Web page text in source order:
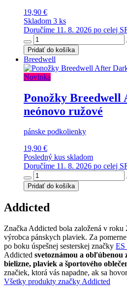
19,90 €
Skladom 3 ks
Doručíme 11. 8. 2026 po celej
Pridať do košíka
Breedwell
Novinka
Ponožky Breedwell
neónovo ružové
pánske podkolienky
19,90 €
Posledný kus skladom
Doručíme 11. 8. 2026 po celej
Pridať do košíka
Addicted
Značka Addicted bola založená v roku
výrobca pánskych plaviek. Za
po boku úspešnej sesterskej značky ES
Addicted svetoznámou a obľúbenou
bielizne, plaviek a športového
značiek, ktorá vás napadne, ak sa
Všetky produkty značky Addicted